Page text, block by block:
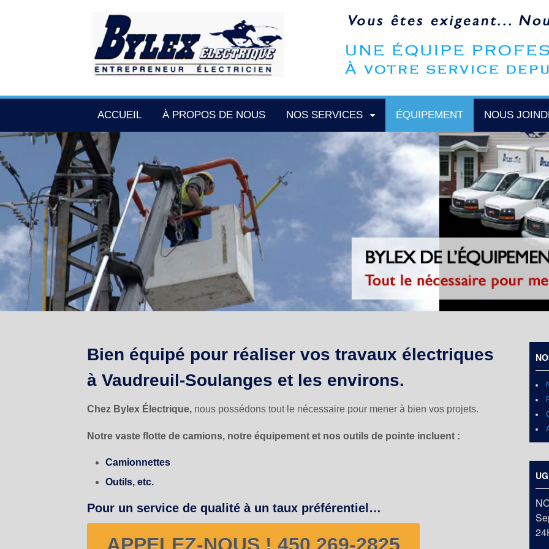
ACCUEIL À PROPOS DE NOUS NOS SERVICES ÉQUIPEMENT NOUS
Bien équipé pour réaliser vos travaux électriques
à Vaudreuil-Soulanges et les environs.
Chez Bylex Électrique, nous possédons tout le nécessaire pour mener à bien vos projets.
Notre vaste flotte de camions, notre équipement et nos outils de pointe incluent :
Camionnettes
Outils, etc.
Pour un service de qualité à un taux préférentiel…